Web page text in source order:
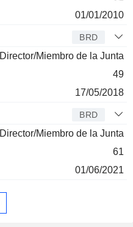
01/01/2010
BRD
Director/Miembro de la Junta
49
17/05/2018
BRD
Director/Miembro de la Junta
61
01/06/2021